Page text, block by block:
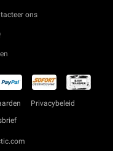
ons
Privacybeleid